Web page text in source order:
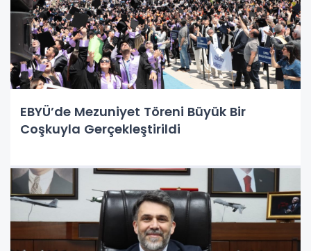
EBYÜ’de Mezuniyet Töreni Büyük Bir
Coşkuyla Gerçekleştirildi